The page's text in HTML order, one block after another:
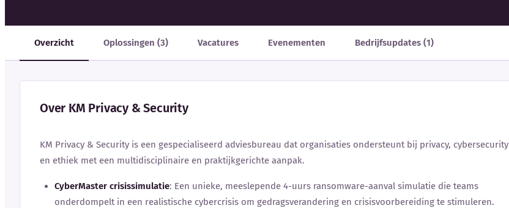
Overzicht Oplossingen (3) Vacatures Evenementen Bedrijfsupdates (1)
Over KM Privacy & Security
KM Privacy & Security is een gespecialiseerd adviesbureau dat organisaties ondersteunt bij privacy, cybersecurity
en ethiek met een multidisciplinaire en praktijkgerichte aanpak.
CyberMaster crisissimulatie: Een unieke, meeslepende 4-uurs ransomware-aanval simulatie die teams
onderdompelt in een realistische cybercrisis om gedragsverandering en crisisvoorbereiding te stimuleren.